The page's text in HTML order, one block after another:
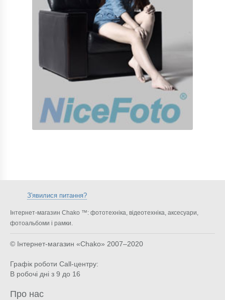
З'явилися питання?
Інтернет-магазин Chako ™: фототехніка, відеотехніка, аксесуари,
фотоальбоми і рамки.
© Інтернет-магазин «Chako» 2007–2020
Графік роботи Call-центру:
В робочі дні з 9 до 16
Про нас